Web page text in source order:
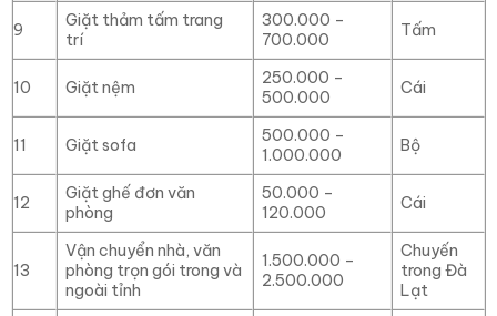
9
Giặt thảm tấm trang
trí
300.000 –
700.000
Tấm
10 Giặt nệm
250.000 –
500.000
Cái
11 Giặt sofa
500.000 –
1.000.000
Bộ
12
Giặt ghế đơn văn
phòng
50.000 –
120.000
Cái
13
Vận chuyển nhà, văn
phòng trọn gói trong và
ngoài tỉnh
1.500.000 –
2.500.000
Chuyến
trong Đà
Lạt